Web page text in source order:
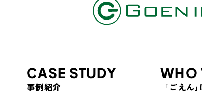
CASE STUDY
事例紹介
WHO
「ごえん